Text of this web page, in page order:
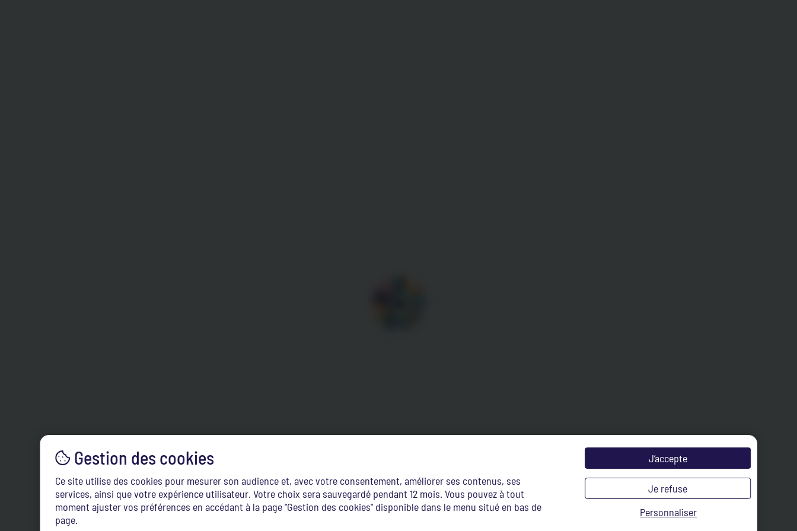
Ce site utilise des cookies pour mesurer son audience et, avec votre consentement, améliorer ses contenus, ses
services, ainsi que votre expérience utilisateur. Votre choix sera sauvegardé pendant 12 mois. Vous pouvez à tout
moment ajuster vos préférences en accédant à la page "Gestion des cookies" disponible dans le menu situé en bas de
page.
J’accepte
Je refuse
Personnaliser